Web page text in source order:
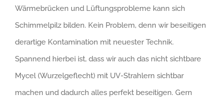
Wärmebrücken und Lüftungsprobleme kann sich
Schimmelpilz bilden. Kein Problem, denn wir beseitigen
derartige Kontamination mit neuester Technik.
Spannend hierbei ist, dass wir auch das nicht sichtbare
Mycel (Wurzelgeflecht) mit UV-Strahlern sichtbar
machen und dadurch alles perfekt beseitigen. Gern